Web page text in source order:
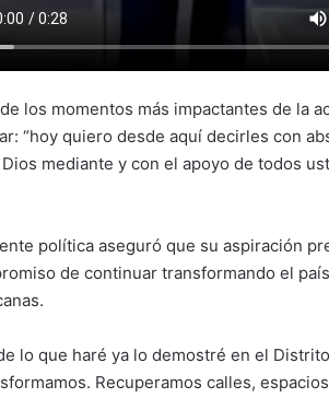
los momentos más impactantes de la
“hoy quiero desde aquí decirles con
Dios mediante y con el apoyo de todos
política aseguró que su aspiración
de continuar transformando el
lo que haré ya lo demostré en el
Recuperamos calles,